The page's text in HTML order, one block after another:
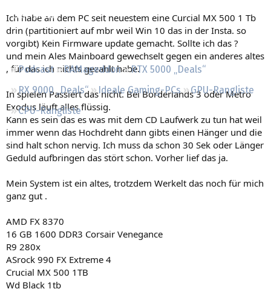
Leserartikel
Regeln
Podcast RAMageddon
RTX 5000 „Deals“
RX 9000 „Deals“
Ideale Gaming-PCs
GPU-Rangliste
CPU-Rangliste
Ich habe an dem PC seit neuestem eine Curcial MX 500 1 Tb
drin (partitioniert auf mbr weil Win 10 das in der Insta. so
vorgibt) Kein Firmware update gemacht. Sollte ich das ?
und mein Ales Mainboard gewechselt gegen ein anderes altes
, für das ich nichts gezahlt habe.
In spielen Passiert das nicht. Bei Borderlands 3 oder Metro
Exodus läuft alles flüssig.
Kann es sein das es was mit dem CD Laufwerk zu tun hat weil
immer wenn das Hochdreht dann gibts einen Hänger und die
sind halt schon nervig. Ich muss da schon 30 Sek oder Länger
Geduld aufbringen das stört schon. Vorher lief das ja.
Mein System ist ein altes, trotzdem Werkelt das noch für mich
ganz gut .
AMD FX 8370
16 GB 1600 DDR3 Corsair Venegance
R9 280x
ASrock 990 FX Extreme 4
Crucial MX 500 1TB
Wd Black 1tb